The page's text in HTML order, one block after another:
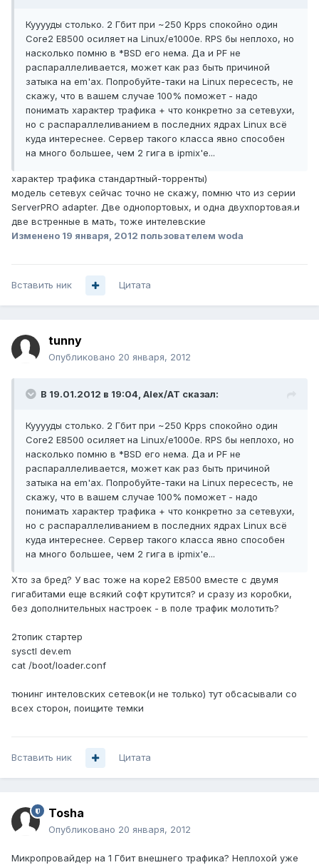
Кууууды столько. 2 Гбит при ~250 Kpps спокойно один
Core2 E8500 осиляет на Linux/e1000e. RPS бы неплохо, но
насколько помню в *BSD его нема. Да и PF не
распараллеливается, может как раз быть причиной
затыка на em'ах. Попробуйте-таки на Linux пересесть, не
скажу, что в вашем случае 100% поможет - надо
понимать характер трафика + что конкретно за сетевухи,
но с распараллеливанием в последних ядрах Linux всё
куда интереснее. Сервер такого класса явно способен
на много большее, чем 2 гига в ipmix'е...
характер трафика стандартный-торренты)
модель сетевух сейчас точно не скажу, помню что из серии
ServerPRO adapter. Две однопортовых, и одна двухпортовая.и
две встренные в мать, тоже интелевские
Изменено 19 января, 2012 пользователем woda
Вставить ник Цитата
tunny
Опубликовано 20 января, 2012
В 19.01.2012 в 19:04, Alex/AT сказал:
Кууууды столько. 2 Гбит при ~250 Kpps спокойно один
Core2 E8500 осиляет на Linux/e1000e. RPS бы неплохо, но
насколько помню в *BSD его нема. Да и PF не
распараллеливается, может как раз быть причиной
затыка на em'ах. Попробуйте-таки на Linux пересесть, не
скажу, что в вашем случае 100% поможет - надо
понимать характер трафика + что конкретно за сетевухи,
но с распараллеливанием в последних ядрах Linux всё
куда интереснее. Сервер такого класса явно способен
на много большее, чем 2 гига в ipmix'е...
Xто за бред? У вас тоже на коре2 Е8500 вместе с двумя
гигабитами еще всякий софт крутится? и сразу из коробки,
без дополнительных настроек - в поле трафик молотить?
2топик стартер
sysctl dev.em
cat /boot/loader.conf
тюнинг интеловских сетевок(и не только) тут обсасывали со
всех сторон, поищите темки
Вставить ник Цитата
Tosha
Опубликовано 20 января, 2012
Микропровайдер на 1 Гбит внешнего трафика? Неплохой уже